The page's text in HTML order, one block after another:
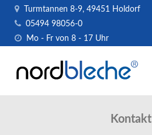
Turmtannen 8-9, 49451 Holdorf
05494 98056-0
Mo - Fr von 8 - 17 Uhr
Kontakt